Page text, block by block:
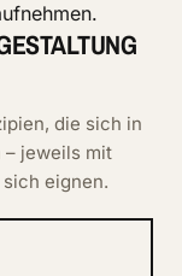
die sich in
– jeweils mit
eignen.